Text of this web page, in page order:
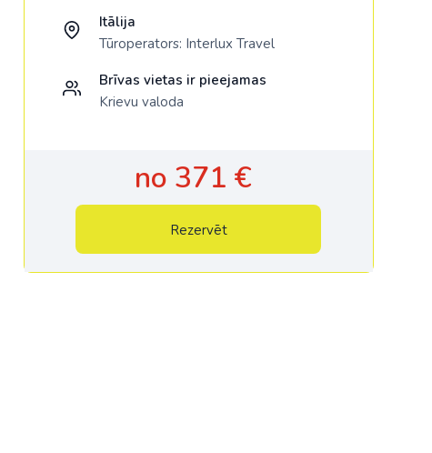
Itālija
Tūroperators: Interlux Travel
Brīvas vietas ir pieejamas
Krievu valoda
no 371 €
Rezervēt